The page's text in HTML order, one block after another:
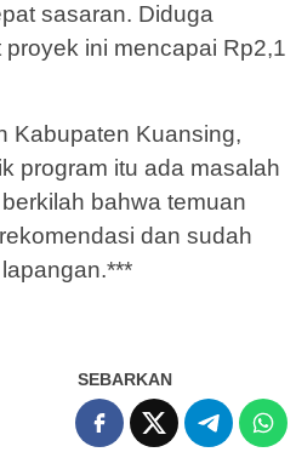
sasaran. Diduga
ini mencapai Rp2,1
Kabupaten Kuansing,
program itu ada masalah
bahwa temuan
dan sudah
SEBARKAN